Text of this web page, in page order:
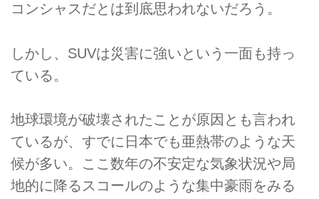
コンシャスだとは到底思われないだろう。
しかし、SUVは災害に強いという一面も持っ
ている。
地球環境が破壊されたことが原因とも言われ
ているが、すでに日本でも亜熱帯のような天
候が多い。ここ数年の不安定な気象状況や局
地的に降るスコールのような集中豪雨をみる